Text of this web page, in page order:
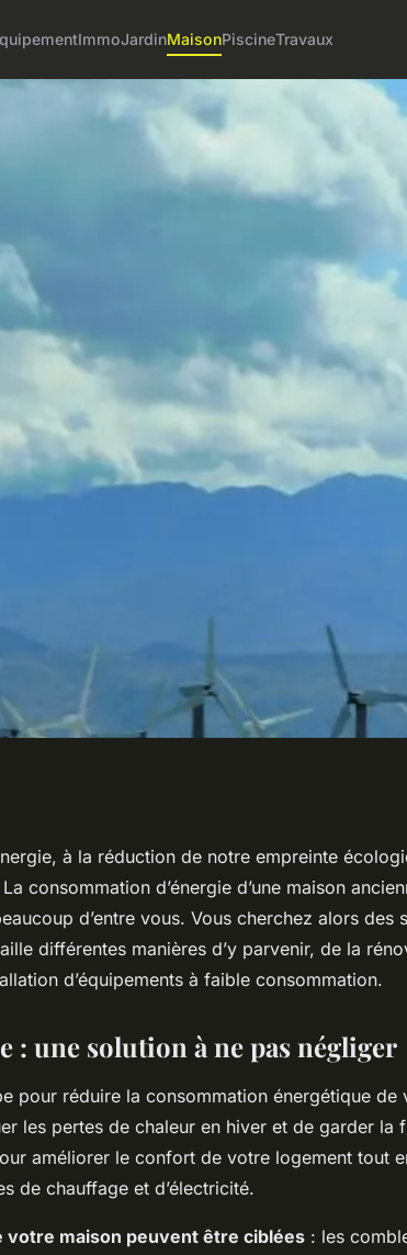
ImmoJardinMaisonPiscineTravaux
la
maison
à la réduction de notre empreinte
consommation d’énergie d’une maison
d’entre vous. Vous cherchez alors des
différentes manières d’y parvenir, de la
d’équipements à faible consommation.
: une solution à ne pas négliger
pour réduire la consommation énergétique de
les pertes de chaleur en hiver et de garder la
améliorer le confort de votre logement tout
de chauffage et d’électricité.
votre maison peuvent être ciblées : les